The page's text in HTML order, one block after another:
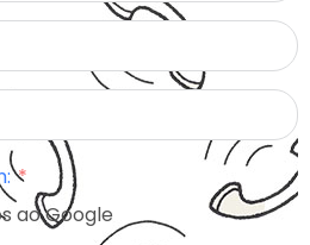
ao Google